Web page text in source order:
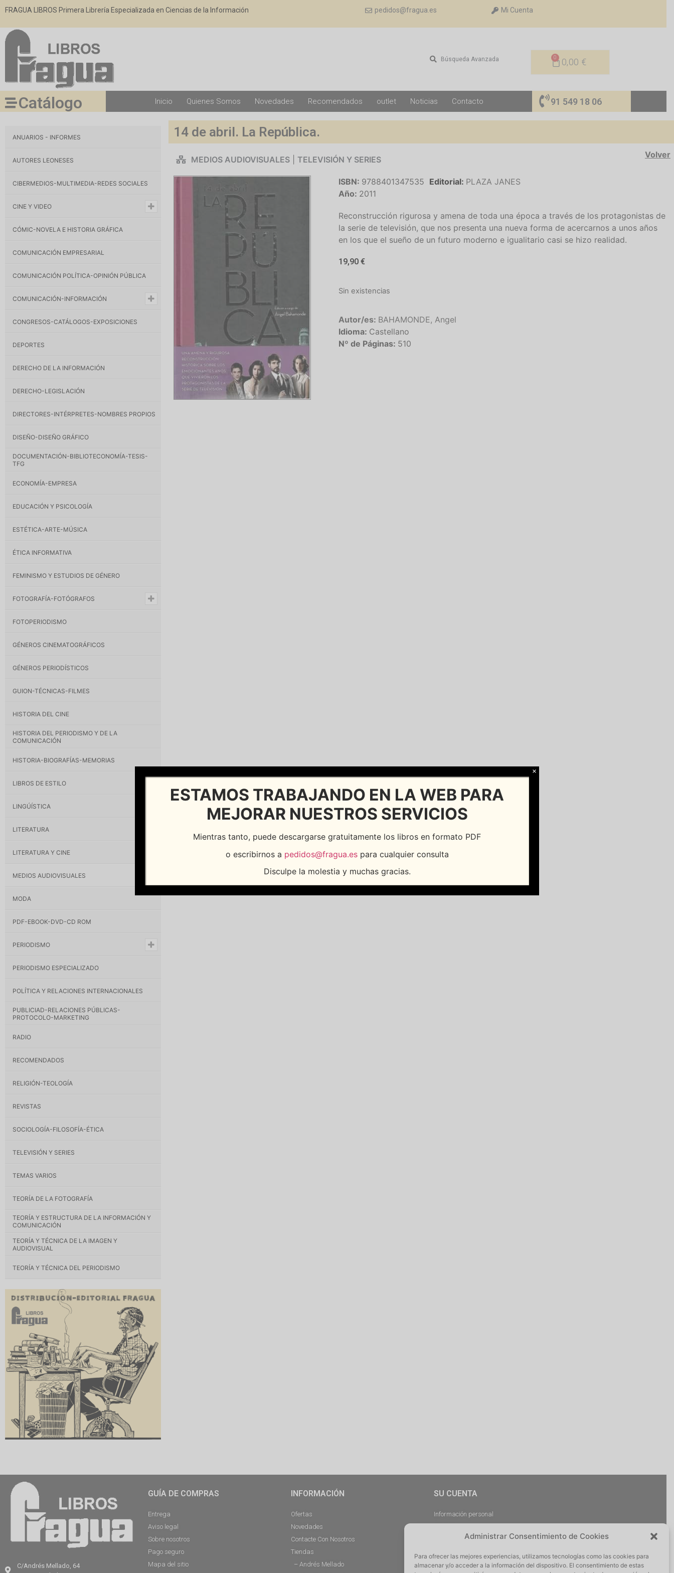
Administrar Consentimiento de Cookies
Para ofrecer las mejores experiencias, utilizamos tecnologías como las cookies para
almacenar y/o acceder a la información del dispositivo. El consentimiento de estas
FRAGUA LIBROS Primera Librería Especializada en Ciencias de la Información pedidos@fragua.es Mi Cuenta
Búsqueda Avanzada 0,00 €
0
Catálogo Inicio Quienes Somos Novedades Recomendados outlet Noticias Contacto 91 549 18 06
ANUARIOS - INFORMES
AUTORES LEONESES
CIBERMEDIOS-MULTIMEDIA-REDES SOCIALES
CINE Y VIDEO
CÓMIC-NOVELA E HISTORIA GRÁFICA
COMUNICACIÓN EMPRESARIAL
COMUNICACIÓN POLÍTICA-OPINIÓN PÚBLICA
COMUNICACIÓN-INFORMACIÓN
CONGRESOS-CATÁLOGOS-EXPOSICIONES
DEPORTES
DERECHO DE LA INFORMACIÓN
DERECHO-LEGISLACIÓN
DIRECTORES-INTÉRPRETES-NOMBRES PROPIOS
DISEÑO-DISEÑO GRÁFICO
DOCUMENTACIÓN-BIBLIOTECONOMÍA-TESIS-
TFG
ECONOMÍA-EMPRESA
EDUCACIÓN Y PSICOLOGÍA
ESTÉTICA-ARTE-MÚSICA
ÉTICA INFORMATIVA
FEMINISMO Y ESTUDIOS DE GÉNERO
FOTOGRAFÍA-FOTÓGRAFOS
FOTOPERIODISMO
GÉNEROS CINEMATOGRÁFICOS
GÉNEROS PERIODÍSTICOS
GUION-TÉCNICAS-FILMES
HISTORIA DEL CINE
HISTORIA DEL PERIODISMO Y DE LA
COMUNICACIÓN
HISTORIA-BIOGRAFÍAS-MEMORIAS
LIBROS DE ESTILO
LINGÚÍSTICA
LITERATURA
LITERATURA Y CINE
MEDIOS AUDIOVISUALES
MODA
PDF-EBOOK-DVD-CD ROM
PERIODISMO
PERIODISMO ESPECIALIZADO
POLÍTICA Y RELACIONES INTERNACIONALES
PUBLICIAD-RELACIONES PÚBLICAS-
PROTOCOLO-MARKETING
RADIO
RECOMENDADOS
RELIGIÓN-TEOLOGÍA
REVISTAS
SOCIOLOGÍA-FILOSOFÍA-ÉTICA
TELEVISIÓN Y SERIES
TEMAS VARIOS
TEORÍA DE LA FOTOGRAFÍA
TEORÍA Y ESTRUCTURA DE LA INFORMACIÓN Y
COMUNICACIÓN
TEORÍA Y TÉCNICA DE LA IMAGEN Y
AUDIOVISUAL
TEORÍA Y TÉCNICA DEL PERIODISMO
14 de abril. La República.
MEDIOS AUDIOVISUALES TELEVISIÓN Y SERIES Volver
ISBN: 9788401347535 Editorial: PLAZA JANES
Año: 2011
Reconstrucción rigurosa y amena de toda una época a través de los protagonistas de
la serie de televisión, que nos presenta una nueva forma de acercarnos a unos años
en los que el sueño de un futuro moderno e igualitario casi se hizo realidad.
19,90€
Sin existencias
Autor/es: BAHAMONDE, Angel
Idioma: Castellano
Nº de Páginas: 510
C/Andrés Mellado, 64
GUÍA DE COMPRAS
Entrega
Aviso legal
Sobre nosotros
Pago seguro
Mapa del sitio
INFORMACIÓN
Ofertas
Novedades
Contacte Con Nosotros
Tiendas
– Andrés Mellado
SU CUENTA
Información personal
Descargas
Cerrar Sesión
ESTAMOS TRABAJANDO EN LA WEB PARA
MEJORAR NUESTROS SERVICIOS
Mientras tanto, puede descargarse gratuitamente los libros en formato PDF
o escribirnos a pedidos@fragua.espara cualquier consulta
Disculpe la molestia y muchas gracias.
×